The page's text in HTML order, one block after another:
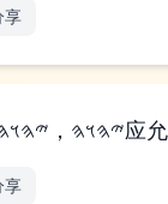
享
以撒因
享